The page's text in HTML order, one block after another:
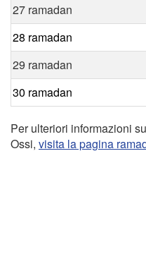
27 ramadan
28 ramadan
29 ramadan
30 ramadan
Per ulteriori informazioni
Ossi, visita la pagina